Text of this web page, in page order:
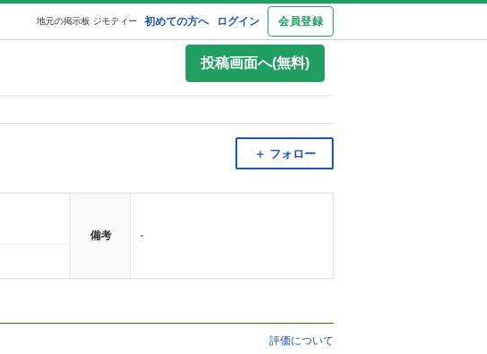
初めての方へ ログイン 会員登録
地元の掲示板 ジモティー
投稿画面へ(無料)
＋ フォロー
備考
-
評価について